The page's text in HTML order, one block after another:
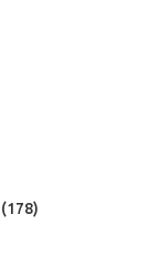
(178)